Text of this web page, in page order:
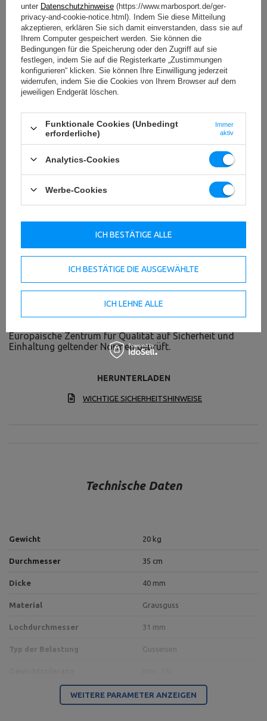
Die Hantelscheiben von Marbo haben eine Revolution
Design von Gewichtsscheiben mit drei Durchmessern, die
perfekt auf unsere Hantelstangen abgestimmt sind. Beste
Qualität und tolles Aussehen ist hier zugesichert!
Sicherheit ist für uns das Wichtigste
Damit Ihr Krafttrainings immer sicher ist , werden unsere
Europäische Zentrum für Qualität auf Sicherheit und
Einhaltung geltender Normen geprüft.
HERUNTERLADEN
WICHTIGE SICHERHEITSHINWEISE
Technische Daten
Gewicht 20 kg
Durchmesser 35 cm
Dicke 40 mm
Material Grausguss
Lochdurchmesser 31 mm
Typ der Belastung Gusseisen
WEITERE PARAMETER ANZEIGEN
unter Datenschutzhinweise (https://www.marbosport.de/ger-
privacy-and-cookie-notice.html). Indem Sie diese Mitteilung
akzeptieren, erklären Sie sich damit einverstanden, dass sie auf
Ihrem Computer gespeichert werden. Sie können die
Bedingungen für die Speicherung oder den Zugriff auf sie
festlegen, indem Sie auf die Registerkarte „Zustimmungen
konfigurieren“ klicken. Sie können Ihre Einwilligung jederzeit
widerrufen, indem Sie die Cookies von Ihrem Browser auf dem
jeweiligen Endgerät löschen.
Funktionale Cookies (Unbedingt
erforderliche)
Immer
aktiv
Analytics-Cookies
Werbe-Cookies
ICH BESTÄTIGE DIE AUSGEWÄHLTE
ICH LEHNE ALLE
ICH BESTÄTIGE ALLE